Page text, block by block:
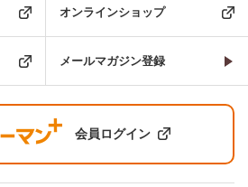
オンラインショップ
メールマガジン登録
会員ログイン